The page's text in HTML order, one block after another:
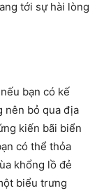
tới sự hài lòng
bạn có kế
nên bỏ qua địa
kiến bãi biển
có thể thỏa
khổng lồ đẻ
biểu trưng